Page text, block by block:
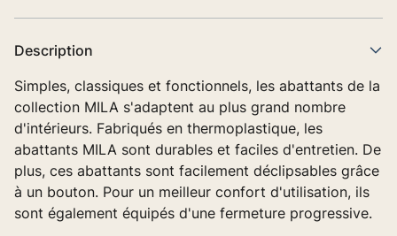
Description
Simples, classiques et fonctionnels, les abattants de la
collection MILA s'adaptent au plus grand nombre
d'intérieurs. Fabriqués en thermoplastique, les
abattants MILA sont durables et faciles d'entretien. De
plus, ces abattants sont facilement déclipsables grâce
à un bouton. Pour un meilleur confort d'utilisation, ils
sont également équipés d'une fermeture progressive.